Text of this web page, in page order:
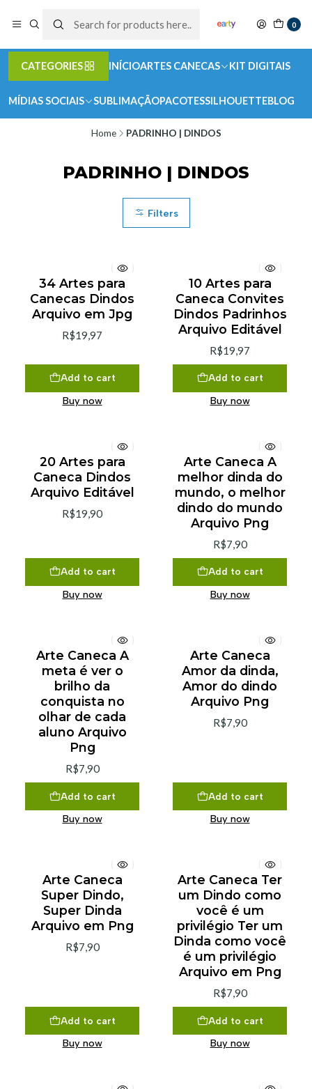
0
CATEGORIES INÍCIOARTES CANECAS KIT DIGITAIS
MÍDIAS SOCIAIS SUBLIMAÇÃOPACOTESSILHOUETTEBLOG
Home PADRINHO | DINDOS
PADRINHO | DINDOS
Filters
34 Artes para
Canecas Dindos
Arquivo em Jpg
R$19,97
Add to cart
Buy now
10 Artes para
Caneca Convites
Dindos Padrinhos
Arquivo Editável
R$19,97
Add to cart
Buy now
20 Artes para
Caneca Dindos
Arquivo Editável
R$19,90
Add to cart
Buy now
Arte Caneca A
melhor dinda do
mundo, o melhor
dindo do mundo
Arquivo Png
R$7,90
Add to cart
Buy now
Arte Caneca A
meta é ver o
brilho da
conquista no
olhar de cada
aluno Arquivo
Png
R$7,90
Add to cart
Buy now
Arte Caneca
Amor da dinda,
Amor do dindo
Arquivo Png
R$7,90
Add to cart
Buy now
Arte Caneca
Super Dindo,
Super Dinda
Arquivo em Png
R$7,90
Add to cart
Buy now
Arte Caneca Ter
um Dindo como
você é um
privilégio Ter um
Dinda como você
é um privilégio
Arquivo em Png
R$7,90
Add to cart
Buy now